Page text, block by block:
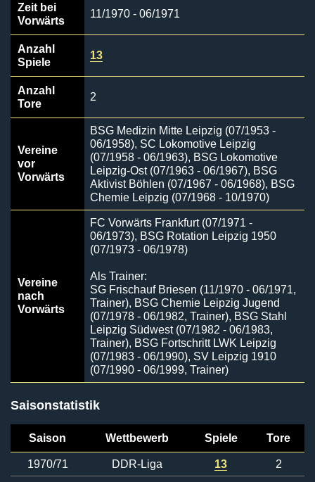
Zeit bei
Vorwärts
11/1970 - 06/1971
Anzahl
Spiele
13
Anzahl
Tore
2
Vereine
vor
Vorwärts
BSG Medizin Mitte Leipzig (07/1953 -
06/1958), SC Lokomotive Leipzig
(07/1958 - 06/1963), BSG Lokomotive
Leipzig-Ost (07/1963 - 06/1967), BSG
Aktivist Böhlen (07/1967 - 06/1968), BSG
Chemie Leipzig (07/1968 - 10/1970)
Vereine
nach
Vorwärts
FC Vorwärts Frankfurt (07/1971 -
06/1973), BSG Rotation Leipzig 1950
(07/1973 - 06/1978)
Als Trainer:
SG Frischauf Briesen (11/1970 - 06/1971,
Trainer), BSG Chemie Leipzig Jugend
(07/1978 - 06/1982, Trainer), BSG Stahl
Leipzig Südwest (07/1982 - 06/1983,
Trainer), BSG Fortschritt LWK Leipzig
(07/1983 - 06/1990), SV Leipzig 1910
(07/1990 - 06/1999, Trainer)
Saisonstatistik
Saison Wettbewerb Spiele Tore
1970/71 DDR-Liga 13 2